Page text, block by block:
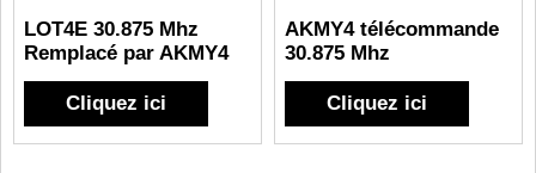
LOT4E 30.875 Mhz
Remplacé par AKMY4
Cliquez ici
AKMY4 télécommande
30.875 Mhz
Cliquez ici